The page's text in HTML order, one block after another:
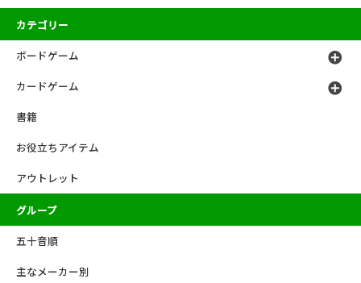
カテゴリー
ボードゲーム
カードゲーム
書籍
お役立ちアイテム
アウトレット
グループ
五十音順
主なメーカー別